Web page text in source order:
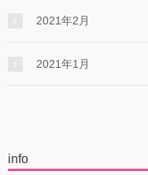
2021年2月
2021年1月
info